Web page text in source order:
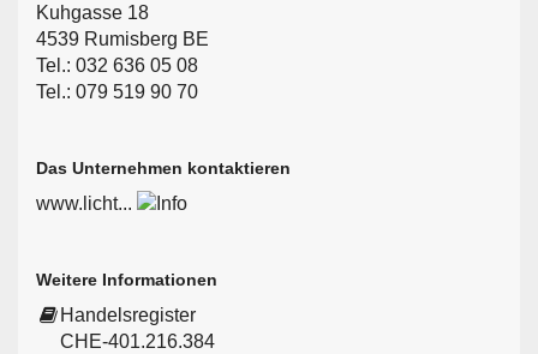
Kuhgasse 18
4539 Rumisberg BE
Tel.: 032 636 05 08
Tel.: 079 519 90 70
Das Unternehmen kontaktieren
www.licht...
Weitere Informationen
Handelsregister
CHE-401.216.384